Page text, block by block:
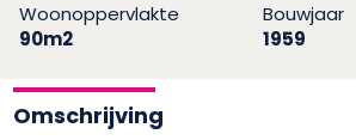
Woonoppervlakte
90m2
Bouwjaar
1959
Omschrijving